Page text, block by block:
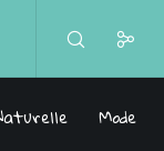
Mode